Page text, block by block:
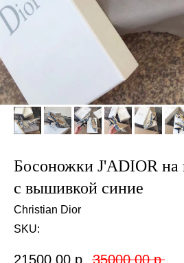
Босоножки J'ADIOR на
с вышивкой синие
Christian Dior
SKU:
21500,00 р. 35000,00 р.